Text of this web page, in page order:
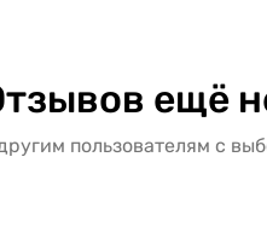
ещё
пользователям с